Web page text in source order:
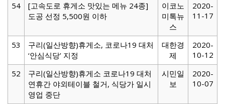
54
[고속도로 휴게소 맛있는 메뉴 24종]
도공 선정 5,500원 이하
이코노
미톡뉴
스
2020-
11-17
53
구리(일산방향)휴게소, 코로나19 대처
‘안심식당’ 지정
대한경
제
2020-
10-12
52
구리(일산방향)휴게소 코로나19 대처
연휴간 야외테이블 철거, 식당가 일시
영업 중단
시민일
보
2020-
10-07